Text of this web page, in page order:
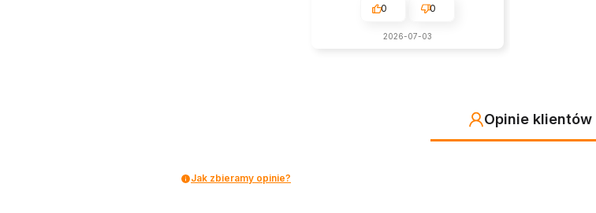
0 0
2026-07-03
Opinie klientów
Jak zbieramy opinie?